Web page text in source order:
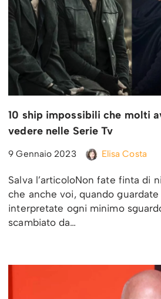
10 ship impossibili che molti
vedere nelle Serie Tv
9 Gennaio 2023 Elisa Costa
Salva l’articoloNon fate finta di
che anche voi, quando
interpretate ogni minimo
scambiato da…